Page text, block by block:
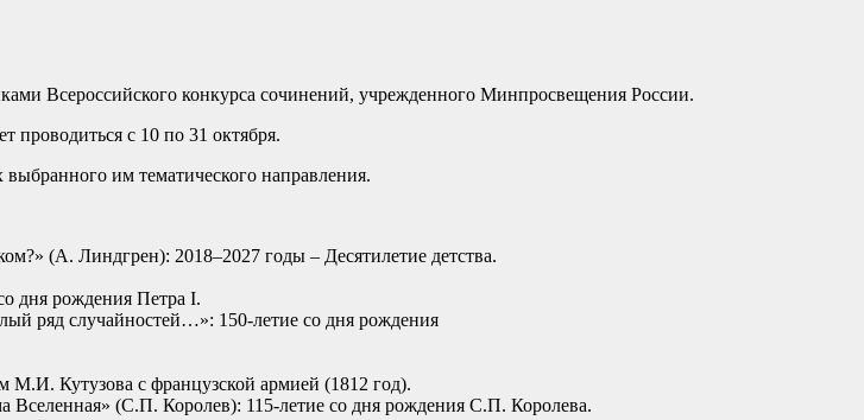
Всероссийского конкурса сочинений, учрежденного Минпросвещения России.
проводиться с 10 по 31 октября.
им тематического направления.
(А. Линдгрен): 2018–2027 годы – Десятилетие детства.
дня рождения Петра I.
ряд случайностей…»: 150-летие со дня рождения
Кутузова с французской армией (1812 год).
Вселенная» (С.П. Королев): 115-летие со дня рождения С.П. Королева.